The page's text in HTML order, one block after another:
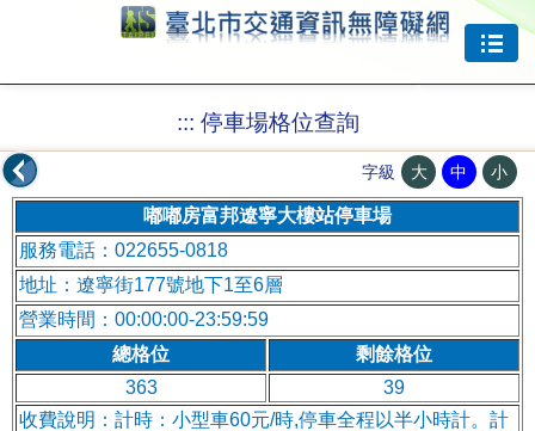
::: 停車場格位查詢
字級 大 中 小
嘟嘟房富邦遼寧大樓站停車場
服務電話：022655-0818
地址：遼寧街177號地下1至6層
營業時間：00:00:00-23:59:59
總格位
剩餘格位
363
39
收費說明：計時：小型車60元/時,停車全程以半小時計。計